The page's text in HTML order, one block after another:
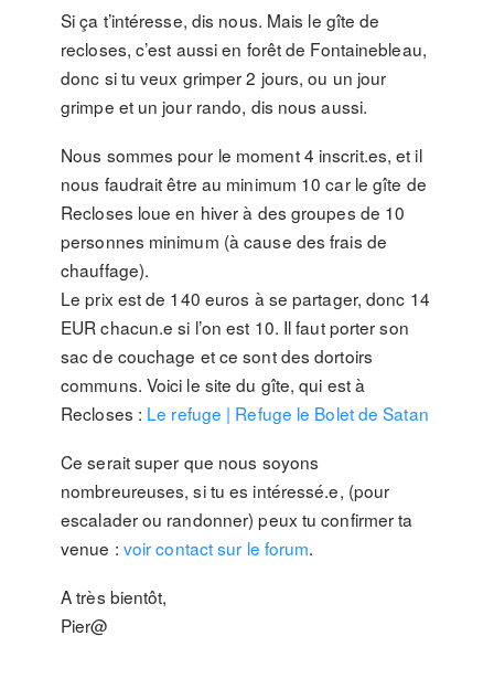
Si ça t’intéresse, dis nous. Mais le gîte de
recloses, c’est aussi en forêt de Fontainebleau,
donc si tu veux grimper 2 jours, ou un jour
grimpe et un jour rando, dis nous aussi.
Nous sommes pour le moment 4 inscrit.es, et il
nous faudrait être au minimum 10 car le gîte de
Recloses loue en hiver à des groupes de 10
personnes minimum (à cause des frais de
chauffage).
Le prix est de 140 euros à se partager, donc 14
EUR chacun.e si l’on est 10. Il faut porter son
sac de couchage et ce sont des dortoirs
communs. Voici le site du gîte, qui est à
Recloses : Le refuge | Refuge le Bolet de Satan
Ce serait super que nous soyons
nombreureuses, si tu es intéressé.e, (pour
escalader ou randonner) peux tu confirmer ta
venue : voir contact sur le forum.
A très bientôt,
Pier@